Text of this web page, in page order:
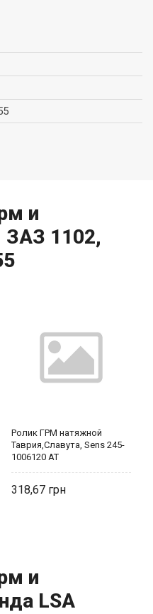
и
ЗАЗ 1102,
Ролик ГРМ натяжной
Таврия,Славута, Sens 245-
1006120 AT
318,67
и
LSA